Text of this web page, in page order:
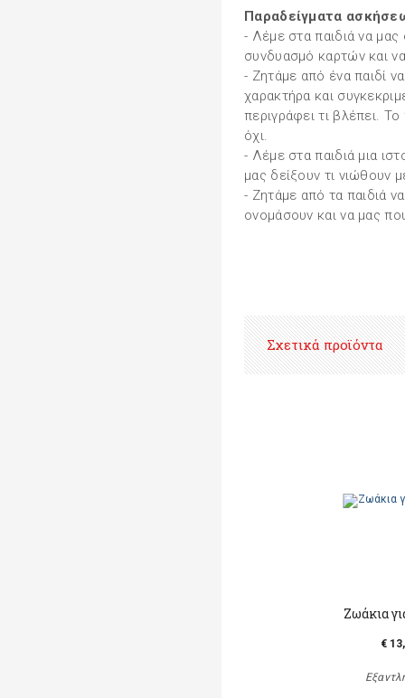
Παραδείγματα
- Λέμε στα παιδιά να
συνδυασμό καρτών και να
- Ζητάμε από ένα παιδί
χαρακτήρα και
περιγράφει τι βλέπει.
όχι.
- Λέμε στα παιδιά μια
μας δείξουν τι νιώθουν
- Ζητάμε από τα παιδιά
ονομάσουν και να μας
Σχετικά προϊόντα
Ζωάκια
€